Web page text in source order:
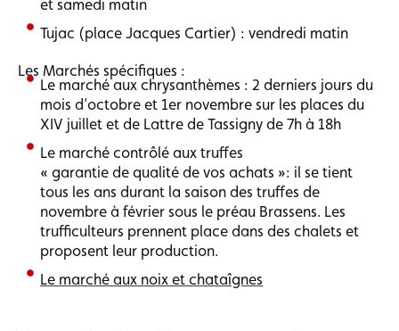
et samedi matin
Tujac (place Jacques Cartier) : vendredi matin
Les Marchés spécifiques :
Le marché aux chrysanthèmes : 2 derniers jours du
mois d’octobre et 1er novembre sur les places du
XIV juillet et de Lattre de Tassigny de 7h à 18h
Le marché contrôlé aux truffes
« garantie de qualité de vos achats »: il se tient
tous les ans durant la saison des truffes de
novembre à février sous le préau Brassens. Les
trufficulteurs prennent place dans des chalets et
proposent leur production.
Le marché aux noix et chataîgnes